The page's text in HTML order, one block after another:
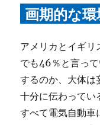
画期的な環
アメリカとイギリ
でも46％と言っ
するのか、大体は
十分に伝わってい
すべて電気自動